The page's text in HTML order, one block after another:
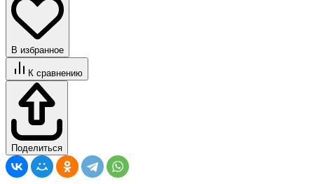
В избранное
К сравнению
Поделиться